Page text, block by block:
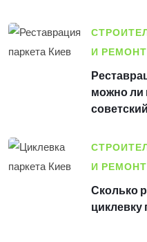
И РЕМОНТ
можно ли
И РЕМОНТ
Сколько
циклевку